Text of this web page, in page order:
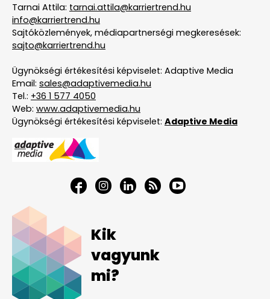
Tarnai Attila: tarnai.attila@karriertrend.hu
info@karriertrend.hu
Sajtóközlemények, médiapartnerségi megkeresések:
sajto@karriertrend.hu
Ügynökségi értékesítési képviselet: Adaptive Media
Email: sales@adaptivemedia.hu
Tel.: +36 1 577 4050
Web: www.adaptivemedia.hu
Ügynökségi értékesítési képviselet: Adaptive Media
Kik
vagyunk
mi?